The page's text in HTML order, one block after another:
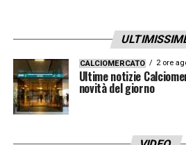
CALCIOMERCATO 2 ore
Ultime notizie
novità del giorno